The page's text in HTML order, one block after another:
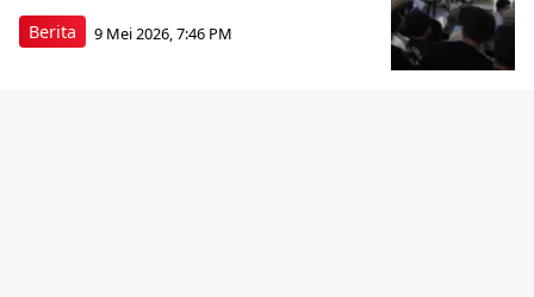
Berita 9 Mei 2026, 7:46 PM